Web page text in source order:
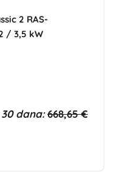
2 RAS-
/ 3,5 kW
dana:668,65 €